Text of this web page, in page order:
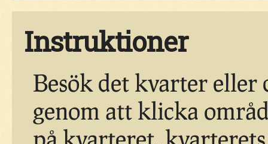
Instruktioner
Besök det kvarter eller
genom att klicka
på kvarteret,